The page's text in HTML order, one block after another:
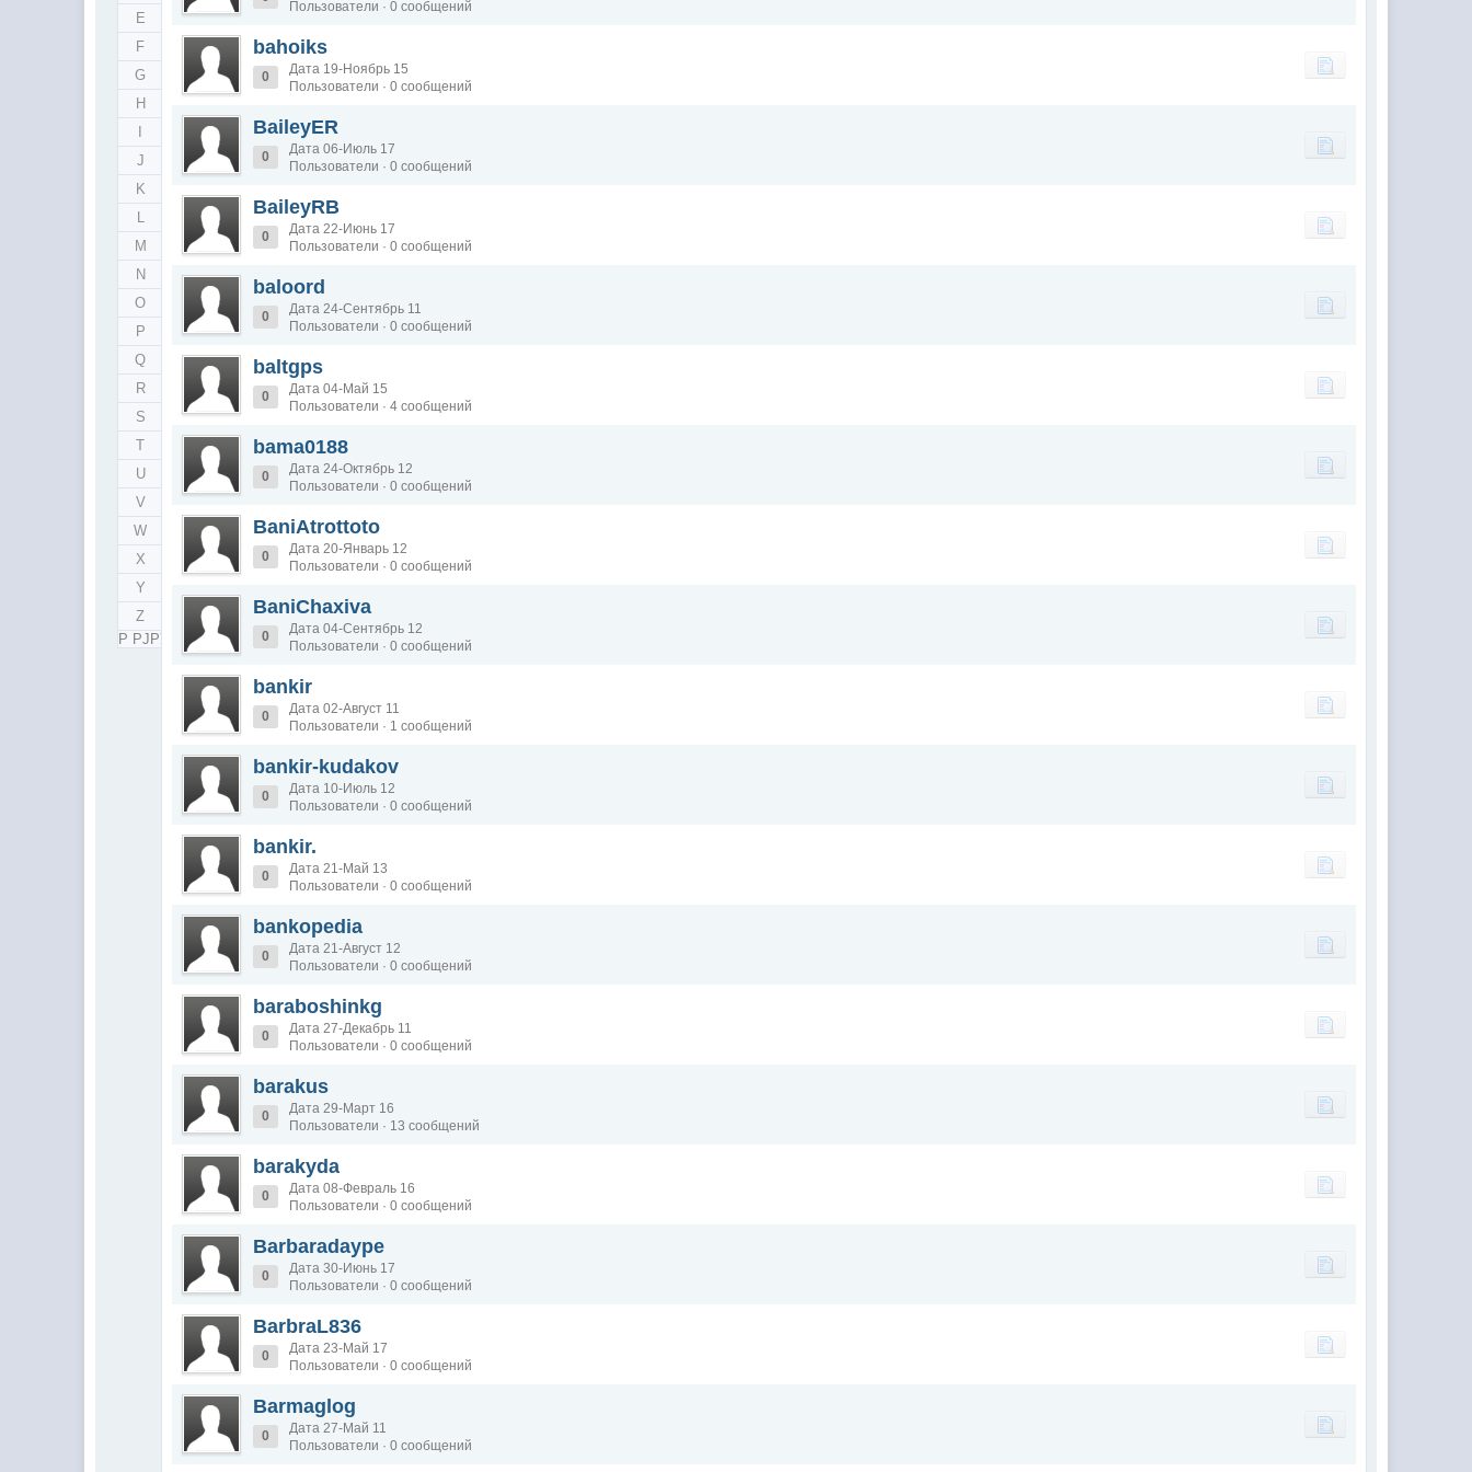
E
F
G
H
J
K
L
M
N
O
P
Q
R
S
T
U
V
W
X
Y
Z
Р РЈРЎ
Пользователи · 0 сообщений
bahoiks
0
Дата 19-Ноябрь 15
Пользователи · 0 сообщений
BaileyER
0
Дата 06-Июль 17
Пользователи · 0 сообщений
BaileyRB
0
Дата 22-Июнь 17
Пользователи · 0 сообщений
baloord
0
Дата 24-Сентябрь 11
Пользователи · 0 сообщений
baltgps
0
Дата 04-Май 15
Пользователи · 4 сообщений
bama0188
0
Дата 24-Октябрь 12
Пользователи · 0 сообщений
BaniAtrottoto
0
Дата 20-Январь 12
Пользователи · 0 сообщений
BaniChaxiva
0
Дата 04-Сентябрь 12
Пользователи · 0 сообщений
bankir
0
Дата 02-Август 11
Пользователи · 1 сообщений
bankir-kudakov
0
Дата 10-Июль 12
Пользователи · 0 сообщений
bankir.
0
Дата 21-Май 13
Пользователи · 0 сообщений
bankopedia
0
Дата 21-Август 12
Пользователи · 0 сообщений
baraboshinkg
0
Дата 27-Декабрь 11
Пользователи · 0 сообщений
barakus
0
Дата 29-Март 16
Пользователи · 13 сообщений
barakyda
0
Дата 08-Февраль 16
Пользователи · 0 сообщений
Barbaradaype
0
Дата 30-Июнь 17
Пользователи · 0 сообщений
BarbraL836
0
Дата 23-Май 17
Пользователи · 0 сообщений
Barmaglog
0
Дата 27-Май 11
Пользователи · 0 сообщений